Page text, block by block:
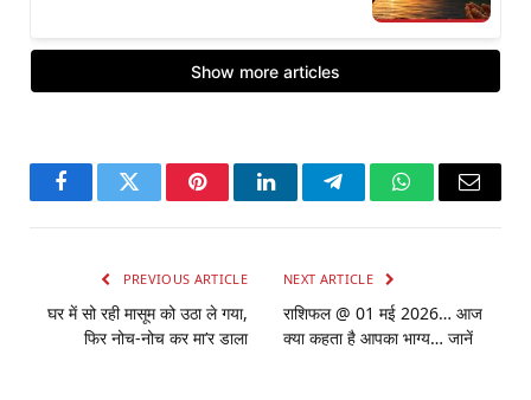
FacebookTwitter PinterestLinkedInTelegramWhatsApp
Email
PREVIOUS ARTICLE
घर में सो रही मासूम को उठा ले गया,
फिर नोच-नोच कर मा’र डाला
NEXT ARTICLE
राशिफल @ 01 मई 2026… आज
क्या कहता है आपका भाग्य… जानें